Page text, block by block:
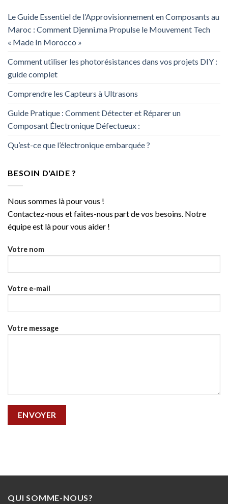
Le Guide Essentiel de l’Approvisionnement en Composants au
Maroc : Comment Djenni.ma Propulse le Mouvement Tech
« Made In Morocco »
Comment utiliser les photorésistances dans vos projets DIY :
guide complet
Comprendre les Capteurs à Ultrasons
Guide Pratique : Comment Détecter et Réparer un
Composant Électronique Défectueux :
Qu’est-ce que l’électronique embarquée ?
BESOIN D'AIDE ?
Nous sommes là pour vous !
Contactez-nous et faites-nous part de vos besoins. Notre
équipe est là pour vous aider !
Votre nom
Votre e-mail
Votre message
QUI SOMME-NOUS?